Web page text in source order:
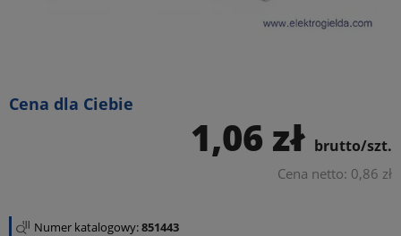
Cena dla Ciebie
1,06 zł brutto/szt.
Cena netto: 0,86 zł
Numer katalogowy:851443